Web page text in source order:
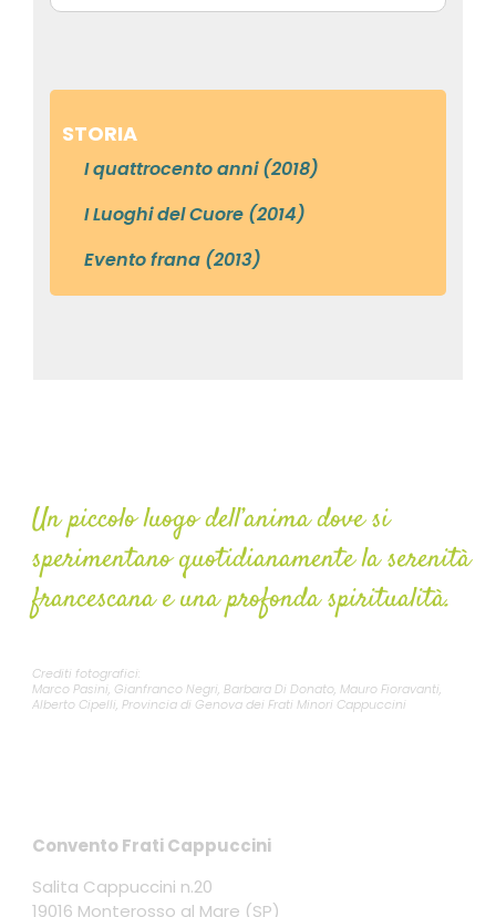
STORIA
I quattrocento anni (2018)
I Luoghi del Cuore (2014)
Evento frana (2013)
Un piccolo luogo dell’anima dove si
sperimentano quotidianamente la serenità
francescana e una profonda spiritualità.
Crediti fotografici:
Marco Pasini, Gianfranco Negri, Barbara Di Donato, Mauro Fioravanti,
Alberto Cipelli, Provincia di Genova dei Frati Minori Cappuccini
Convento Frati Cappuccini
Salita Cappuccini n.20
19016 Monterosso al Mare (SP)